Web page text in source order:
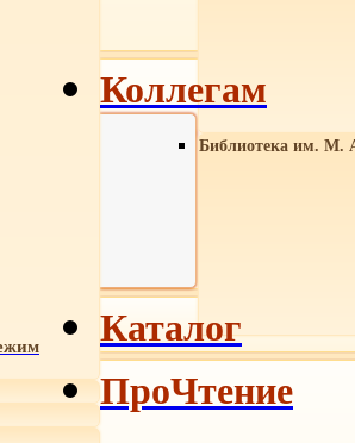
Библиотека им. М.
Коллегам
Каталог
ПроЧтение